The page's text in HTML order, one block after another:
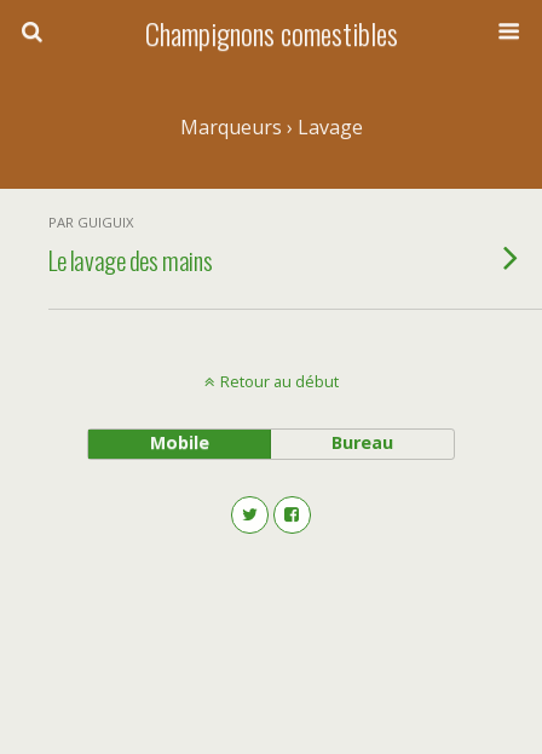
Champignons comestibles
Marqueurs › Lavage
PAR GUIGUIX
Le lavage des mains
Retour au début
Mobile Bureau